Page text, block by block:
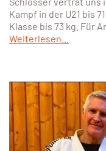
Kampf in der U21 bis
Klasse bis 73 kg. Für
Weiterlesen...